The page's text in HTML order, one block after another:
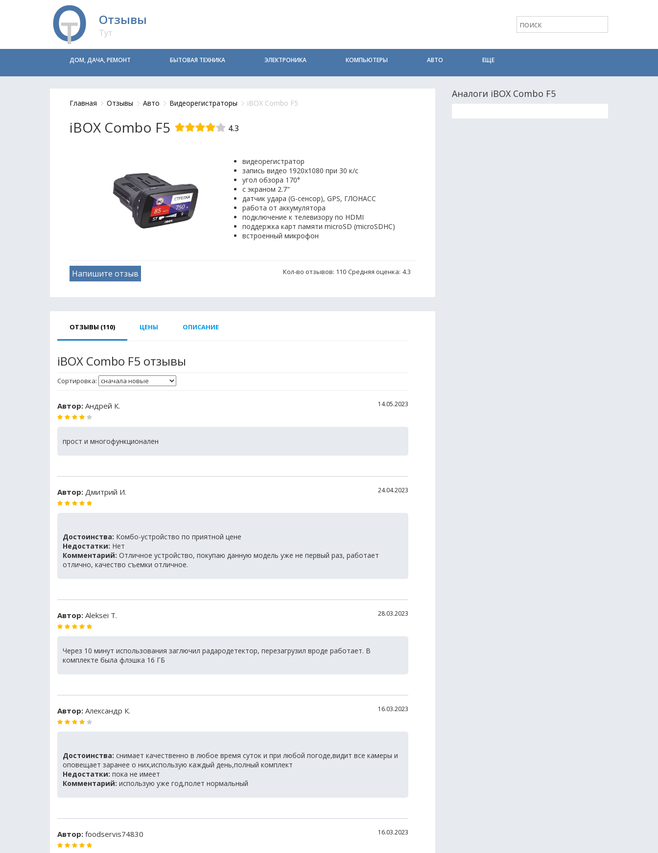
Отзывы
Тут
ДОМ, ДАЧА, РЕМОНТ БЫТОВАЯ ТЕХНИКА ЭЛЕКТРОНИКА КОМПЬЮТЕРЫ АВТО ЕЩЕ
Главная Отзывы Авто Видеорегистраторы iBOX Combo F5
iBOX Combo F5 4.3
видеорегистратор
запись видео 1920x1080 при 30 к/с
угол обзора 170°
с экраном 2.7"
датчик удара (G-сенсор), GPS, ГЛОНАСС
работа от аккумулятора
подключение к телевизору по HDMI
поддержка карт памяти microSD (microSDHC)
встроенный микрофон
Кол-во отзывов: 110 Средняя оценка: 4.3
Напишите отзыв
ОТЗЫВЫ (110) ЦЕНЫ ОПИСАНИЕ
iBOX Combo F5 отзывы
Сортировка:
Автор: Андрей К. 14.05.2023
прост и многофункционален
Автор: Дмитрий И. 24.04.2023
Достоинства: Комбо-устройство по приятной цене
Недостатки: Нет
Комментарий: Отличное устройство, покупаю данную модель уже не первый раз, работает
отлично, качество съемки отличное.
Автор: Aleksei T. 28.03.2023
Через 10 минут использования заглючил радародетектор, перезагрузил вроде работает. В
комплекте была флэшка 16 ГБ
Автор: Александр К. 16.03.2023
Достоинства: снимает качественно в любое время суток и при любой погоде,видит все камеры и
оповещает заранее о них,использую каждый день,полный комплект
Недостатки: пока не имеет
Комментарий: использую уже год,полет нормальный
Автор: foodservis74830 16.03.2023
Аналоги iBOX Combo F5